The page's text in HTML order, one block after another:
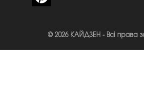
© 2026 КАЙДЗЕН - Всі права